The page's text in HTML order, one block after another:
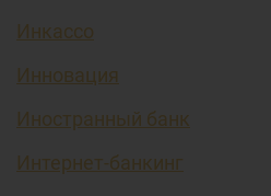
Инкассо
Инновация
Иностранный банк
Интернет-банкинг